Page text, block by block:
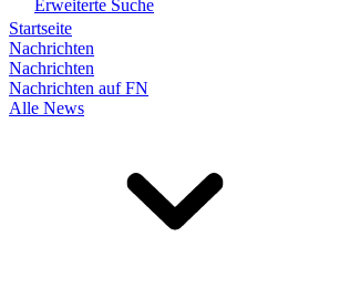
Erweiterte Suche
Startseite
Nachrichten
Nachrichten
Nachrichten auf FN
Alle News